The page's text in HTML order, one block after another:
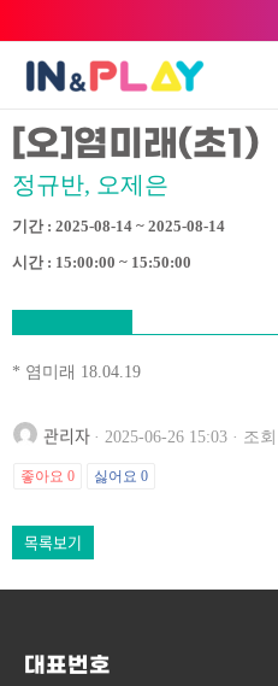
건너뛰기
[오]염미래(초1)
정규반, 오제은
기간 : 2025-08-14 ~ 2025-08-14
시간 : 15:00:00 ~ 15:50:00
* 염미래 18.04.19
관리자 · 2025-06-26 15:03 · 조
좋아요 0 싫어요 0
목록보기
대표번호